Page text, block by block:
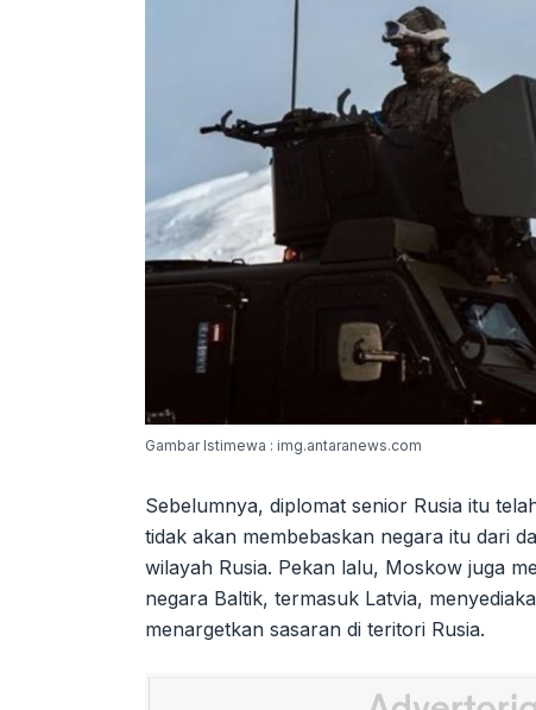
Gambar Istimewa : img.antaranews.com
Sebelumnya, diplomat senior Rusia itu
tidak akan membebaskan negara itu dari
wilayah Rusia. Pekan lalu, Moskow juga
negara Baltik, termasuk Latvia,
menargetkan sasaran di teritori Rusia.